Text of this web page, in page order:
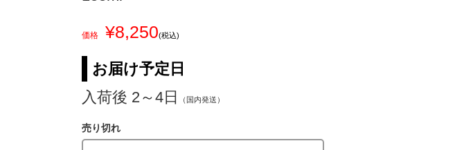
価格 ¥8,250(税込)
お届け予定日
入荷後 2～4日
（国内発送）
売り切れ